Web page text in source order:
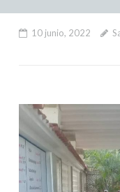
10 junio, 2022